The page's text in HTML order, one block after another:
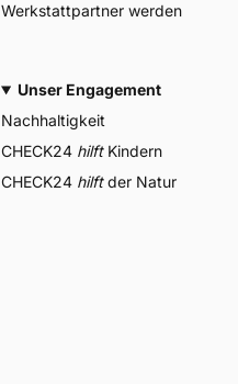
Werkstattpartner werden
Unser Engagement
Nachhaltigkeit
CHECK24 hilftKindern
CHECK24 hilftder Natur